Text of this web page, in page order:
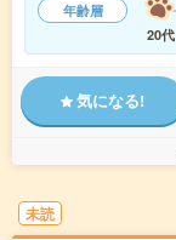
年齢層
20代
気になる!
未読